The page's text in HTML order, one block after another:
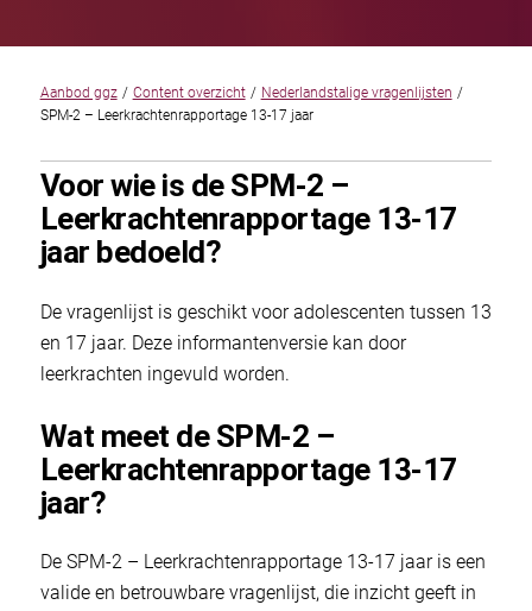
Aanbod ggz / Content overzicht / Nederlandstalige vragenlijsten /
SPM-2 – Leerkrachtenrapportage 13-17 jaar
Voor wie is de SPM-2 –
Leerkrachtenrapportage 13-17
jaar bedoeld?
De vragenlijst is geschikt voor adolescenten tussen 13
en 17 jaar. Deze informantenversie kan door
leerkrachten ingevuld worden.
Wat meet de SPM-2 –
Leerkrachtenrapportage 13-17
jaar?
De SPM-2 – Leerkrachtenrapportage 13-17 jaar is een
valide en betrouwbare vragenlijst, die inzicht geeft in